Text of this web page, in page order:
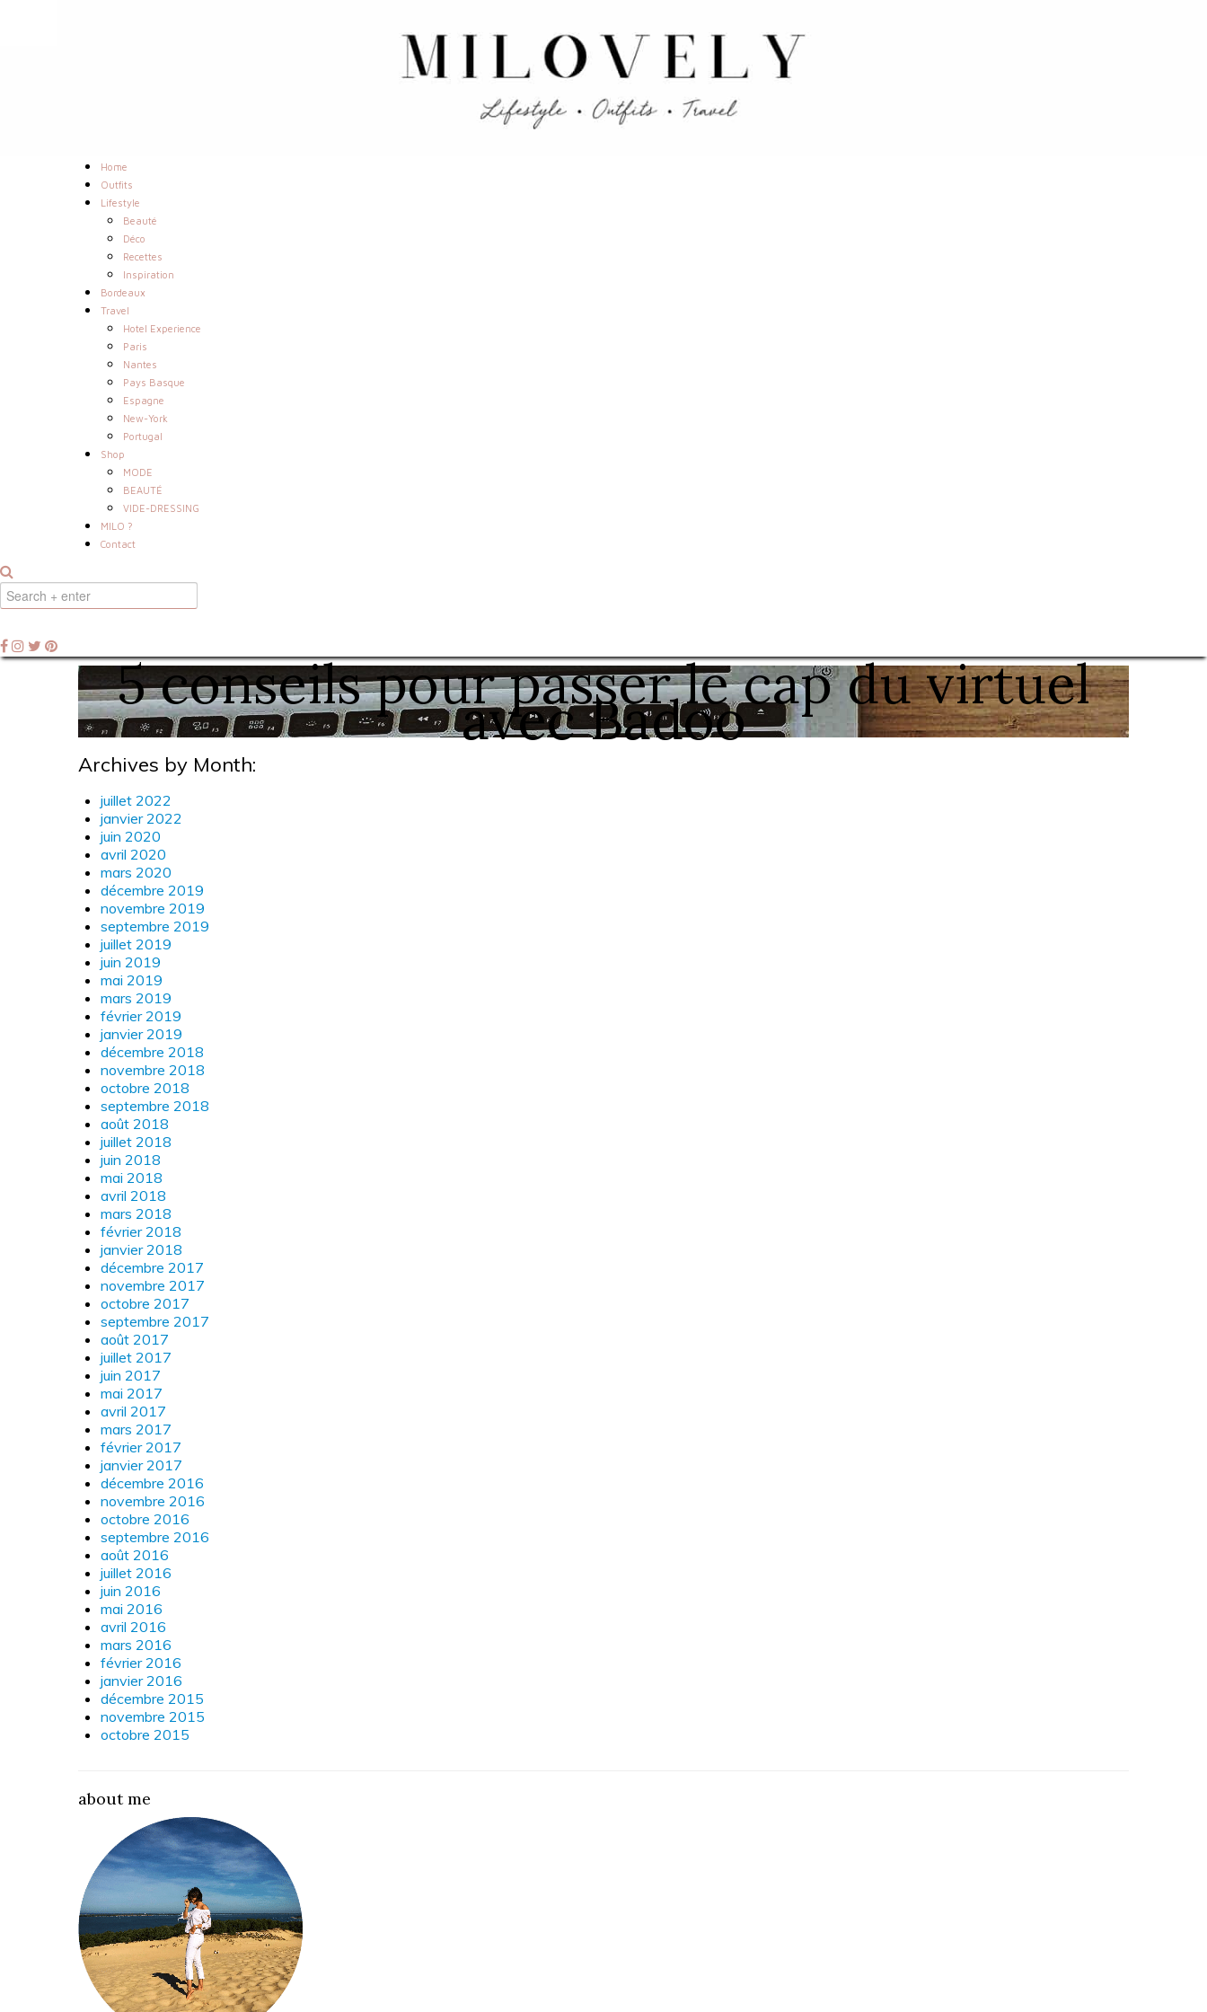
Home
Outfits
Lifestyle
Beauté
Déco
Recettes
Inspiration
Bordeaux
Travel
Hotel Experience
Paris
Nantes
Pays Basque
Espagne
New-York
Portugal
Shop
MODE
BEAUTÉ
VIDE-DRESSING
MILO ?
Contact
5 conseils pour passer le cap du virtuel
avec Badoo
Archives by Month:
juillet 2022
janvier 2022
juin 2020
avril 2020
mars 2020
décembre 2019
novembre 2019
septembre 2019
juillet 2019
juin 2019
mai 2019
mars 2019
février 2019
janvier 2019
décembre 2018
novembre 2018
octobre 2018
septembre 2018
août 2018
juillet 2018
juin 2018
mai 2018
avril 2018
mars 2018
février 2018
janvier 2018
décembre 2017
novembre 2017
octobre 2017
septembre 2017
août 2017
juillet 2017
juin 2017
mai 2017
avril 2017
mars 2017
février 2017
janvier 2017
décembre 2016
novembre 2016
octobre 2016
septembre 2016
août 2016
juillet 2016
juin 2016
mai 2016
avril 2016
mars 2016
février 2016
janvier 2016
décembre 2015
novembre 2015
octobre 2015
about me